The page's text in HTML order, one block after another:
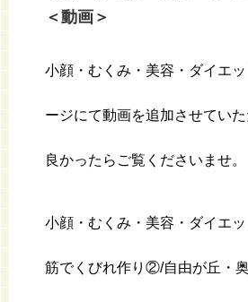
＜動画＞
小顔・むくみ・美容・ダイエ
ージにて動画を追加させていた
良かったらご覧くださいませ。
小顔・むくみ・美容・ダイエ
筋でくびれ作り②/自由が丘・